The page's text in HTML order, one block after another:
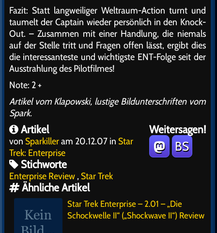
Fazit: Statt langweiliger Weltraum-Action turnt und
taumelt der Captain wieder persönlich in den Knock-
Out. – Zusammen mit einer Handlung, die niemals
auf der Stelle tritt und Fragen offen lässt, ergibt dies
die interessanteste und wichtigste ENT-Folge seit der
Ausstrahlung des Pilotfilmes!
Note: 2 +
Artikel vom Klapowski, lustige Bildunterschriften vom
Spark.
Weitersagen!
BS
Artikel
von Sparkilleram 20.12.07 in Star
Trek: Enterprise
Stichworte
Enterprise Review , Star Trek
Ähnliche Artikel
Star Trek Enterprise – 2.01 – „Die
Schockwelle II“ („Shockwave II“) Review